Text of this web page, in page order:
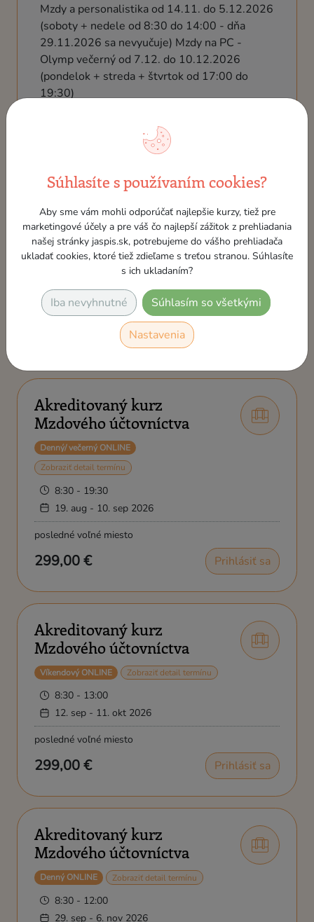
Mzdy a personalistika od 14.11. do 5.12.2026
(soboty + nedele od 8:30 do 14:00 - dňa
29.11.2026 sa nevyučuje) Mzdy na PC -
Olymp večerný od 7.12. do 10.12.2026
(pondelok + streda + štvrtok od 17:00 do
19:30)
viac ako 10 voľných miest
299,00 € Prihlásiť sa
Podobné termíny
Skupinové kurzy
Akreditovaný kurz
Mzdového účtovníctva
Denný/ večerný ONLINE
Zobraziť detail termínu
8:30 - 19:30
19. aug - 10. sep 2026
posledné voľné miesto
299,00 € Prihlásiť sa
Akreditovaný kurz
Mzdového účtovníctva
Víkendový ONLINE Zobraziť detail termínu
8:30 - 13:00
12. sep - 11. okt 2026
posledné voľné miesto
299,00 € Prihlásiť sa
Akreditovaný kurz
Mzdového účtovníctva
Denný ONLINE Zobraziť detail termínu
8:30 - 12:00
29. sep - 6. nov 2026
Súhlasíte s používaním cookies?
Aby sme vám mohli odporúčať najlepšie kurzy, tiež pre
marketingové účely a pre váš čo najlepší zážitok z prehliadania
našej stránky jaspis.sk, potrebujeme do vášho prehliadača
ukladať cookies, ktoré tiež zdieľame s treťou stranou. Súhlasíte
s ich ukladaním?
Iba nevyhnutné Súhlasím so všetkými
Nastavenia